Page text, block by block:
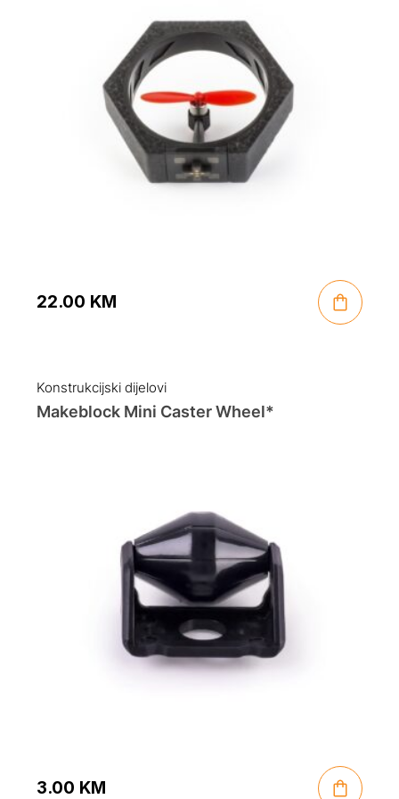
22.00 KM
Konstrukcijski dijelovi
Makeblock Mini Caster Wheel*
3.00 KM